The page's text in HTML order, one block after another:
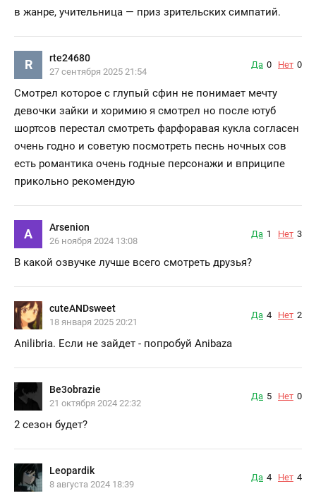
в жанре, учительница — приз зрительских симпатий.
R rte24680
27 сентября 2025 21:54
Да 0 Нет 0
Смотрел которое с глупый сфин не понимает мечту
девочки зайки и хоримию я смотрел но после ютуб
шортсов перестал смотреть фарфоравая кукла согласен
очень годно и советую посмотреть песнь ночных сов
есть романтика очень годные персонажи и вприципе
прикольно рекомендую
A Arsenion
26 ноября 2024 13:08
Да 1 Нет 3
В какой озвучке лучше всего смотреть друзья?
cuteANDsweet
18 января 2025 20:21
Да 4 Нет 2
Аnilibria. Если не зайдет - попробуй Аnibaza
Be3obrazie
21 октября 2024 22:32
Да 5 Нет 0
2 сезон будет?
Leopardik
8 августа 2024 18:39
Да 4 Нет 4